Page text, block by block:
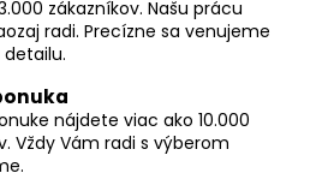
i
e
p
r
v
k
zákazníkov. Našu prácu
radi. Precízne sa venujeme
nájdete viac ako 10.000
Vždy Vám radi s výberom